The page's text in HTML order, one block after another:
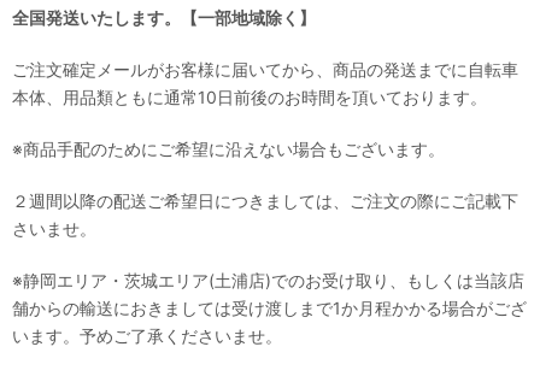
全国発送いたします。【一部地域除く】
ご注文確定メールがお客様に届いてから、商品の発送までに自転車
本体、用品類ともに通常10日前後のお時間を頂いております。
※商品手配のためにご希望に沿えない場合もございます。
２週間以降の配送ご希望日につきましては、ご注文の際にご記載下
さいませ。
※静岡エリア・茨城エリア(土浦店)でのお受け取り、もしくは当該店
舗からの輸送におきましては受け渡しまで1か月程かかる場合がござ
います。予めご了承くださいませ。